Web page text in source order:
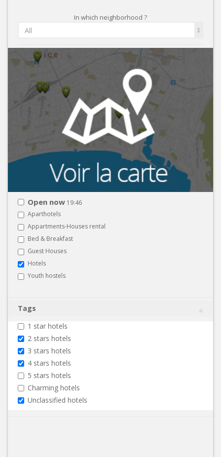
In which neighborhood ?
All
Open now 19:46
Aparthotels
Appartments-Houses rental
Bed & Breakfast
Guest Houses
Hotels
Youth hostels
Tags
1 star hotels
2 stars hotels
3 stars hotels
4 stars hotels
5 stars hotels
Charming hotels
Unclassified hotels